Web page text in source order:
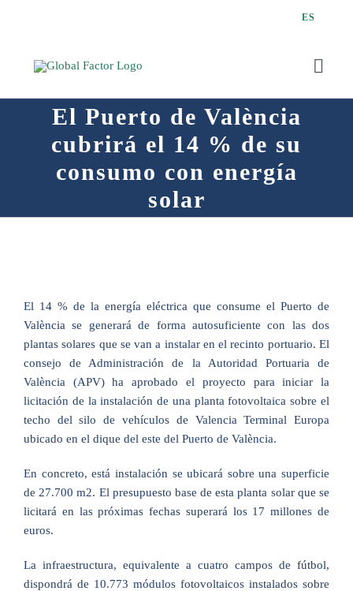
ES
El Puerto de València
cubrirá el 14 % de su
consumo con energía
solar
El 14 % de la energía eléctrica que consume el Puerto de
València se generará de forma autosuficiente con las dos
plantas solares que se van a instalar en el recinto portuario. El
consejo de Administración de la Autoridad Portuaria de
València (APV) ha aprobado el proyecto para iniciar la
licitación de la instalación de una planta fotovoltaica sobre el
techo del silo de vehículos de Valencia Terminal Europa
ubicado en el dique del este del Puerto de València.
En concreto, está instalación se ubicará sobre una superficie
de 27.700 m2. El presupuesto base de esta planta solar que se
licitará en las próximas fechas superará los 17 millones de
euros.
La infraestructura, equivalente a cuatro campos de fútbol,
dispondrá de 10.773 módulos fotovoltaicos instalados sobre